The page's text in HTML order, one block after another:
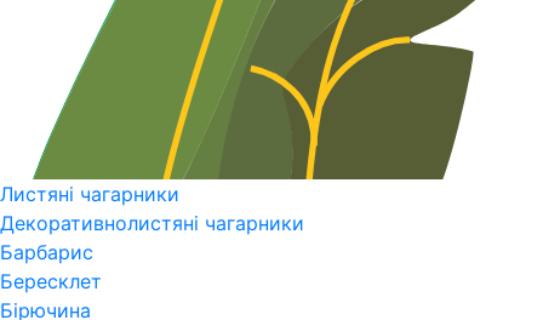
Листяні чагарники
Декоративнолистяні чагарники
Барбарис
Бересклет
Бірючина